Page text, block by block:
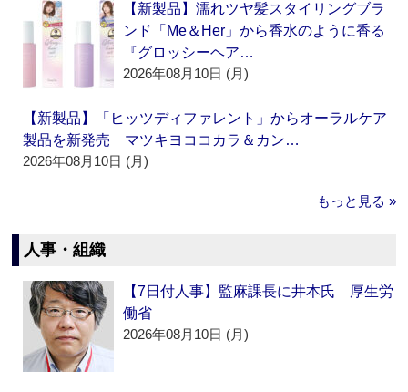
【新製品】濡れツヤ髪スタイリングブラ
ンド「Me＆Her」から香水のように香る
『グロッシーヘア…
2026年08月10日 (月)
【新製品】「ヒッツディファレント」からオーラルケア
製品を新発売 マツキヨココカラ＆カン…
2026年08月10日 (月)
もっと見る »
人事・組織
【7日付人事】監麻課長に井本氏 厚生労
働省
2026年08月10日 (月)